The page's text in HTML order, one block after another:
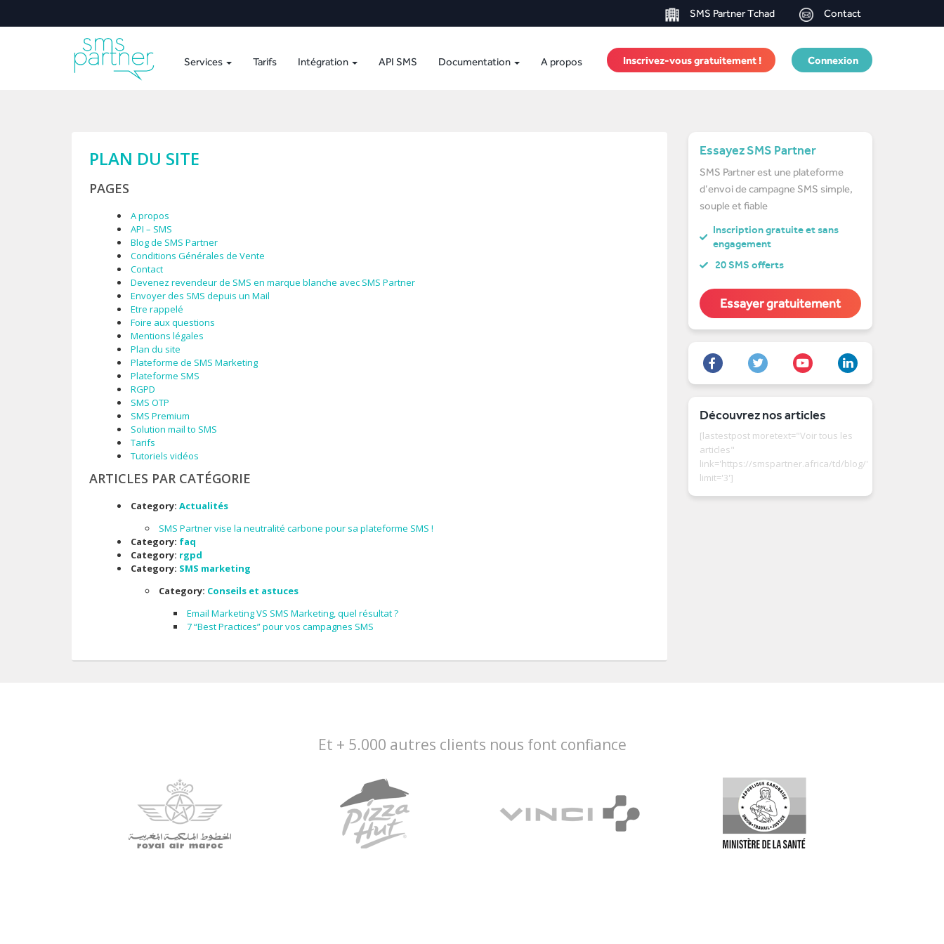
SMS Partner Tchad Contact
Inscrivez-vous gratuitement ! Connexion
Services Tarifs Intégration API SMS Documentation A propos
PLAN DU SITE
PAGES
A propos
API – SMS
Blog de SMS Partner
Conditions Générales de Vente
Contact
Devenez revendeur de SMS en marque blanche avec SMS Partner
Envoyer des SMS depuis un Mail
Etre rappelé
Foire aux questions
Mentions légales
Plan du site
Plateforme de SMS Marketing
Plateforme SMS
RGPD
SMS OTP
SMS Premium
Solution mail to SMS
Tarifs
Tutoriels vidéos
ARTICLES PAR CATÉGORIE
Category: Actualités
SMS Partner vise la neutralité carbone pour sa plateforme SMS !
Category: faq
Category: rgpd
Category: SMS marketing
Category: Conseils et astuces
Email Marketing VS SMS Marketing, quel résultat ?
7 “Best Practices” pour vos campagnes SMS
Essayez SMS Partner
SMS Partner est une plateforme
d’envoi de campagne SMS simple,
souple et fiable
Inscription gratuite et sans
engagement
20 SMS offerts
Essayer gratuitement
Découvrez nos articles
[lastestpost moretext="Voir tous les
articles"
link='https://smspartner.africa/td/blog/'
limit='3']
Et + 5.000 autres clients nous font confiance